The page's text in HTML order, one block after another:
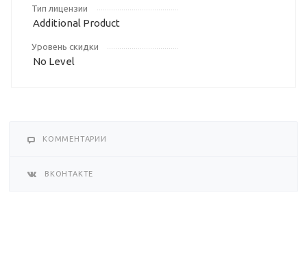
Тип лицензии
Additional Product
Уровень скидки
No Level
КОММЕНТАРИИ
ВКОНТАКТЕ